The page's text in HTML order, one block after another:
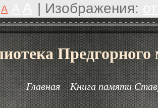
A | Изображения:
Главная Книга памяти